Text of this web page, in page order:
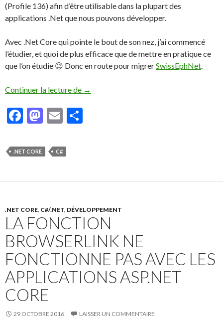
(Profile 136) afin d’être utilisable dans la plupart des
applications .Net que nous pouvons développer.
Avec .Net Core qui pointe le bout de son nez, j’ai commencé
l’étudier, et quoi de plus efficace que de mettre en pratique ce
que l’on étudie 😉 Donc en route pour migrerSwissEphNet.
Continuer la lecture de Histoire d’une migration en .NET Core –
→
F
e
b
o
k
M
to
d
o
E
ai
l
er
.NET CORE C#
.NET CORE, C#/.NET, DÉVELOPPEMENT
LA FONCTION
BROWSERLINK NE
FONCTIONNE PAS AVEC LES
APPLICATIONS ASP.NET
CORE
29 OCTOBRE 2016 LAISSER UN COMMENTAIRE